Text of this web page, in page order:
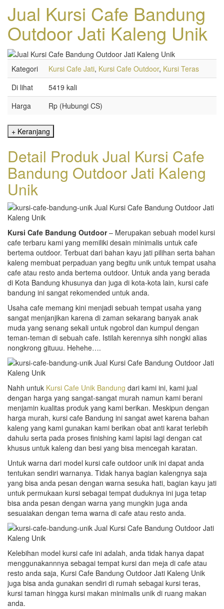
Jual Kursi Cafe Bandung
Outdoor Jati Kaleng Unik
Kategori Kursi Cafe Jati, Kursi Cafe Outdoor, Kursi Teras
Di lihat
5419 kali
Harga
Rp (Hubungi CS)
Detail Produk Jual Kursi Cafe
Bandung Outdoor Jati Kaleng
Unik
Kursi Cafe Bandung Outdoor– Merupakan sebuah model kursi
cafe terbaru kami yang memiliki desain minimalis untuk cafe
bertema outdoor. Terbuat dari bahan kayu jati pilihan serta bahan
kaleng membuat perpaduan yang begitu unik untuk tempat usaha
cafe atau resto anda bertema outdoor. Untuk anda yang berada
di Kota Bandung khusunya dan juga di kota-kota lain, kursi cafe
bandung ini sangat rekomended untuk anda.
Usaha cafe memang kini menjadi sebuah tempat usaha yang
sangat menjanjikan karena di zaman sekarang banyak anak
muda yang senang sekali untuk ngobrol dan kumpul dengan
teman-teman di sebuah cafe. Istilah kerennya sihh nongki alias
nongkrong gituuu. Hehehe….
Nahh untuk Kursi Cafe Unik Bandung dari kami ini, kami jual
dengan harga yang sangat-sangat murah namun kami berani
menjamin kualitas produk yang kami berikan. Meskipun dengan
harga murah, kursi cafe Bandung ini sangat awet karena bahan
kaleng yang kami gunakan kami berikan obat anti karat terlebih
dahulu serta pada proses finishing kami lapisi lagi dengan cat
khusus untuk kaleng dan besi yang bisa mencegah karatan.
Untuk warna dari model kursi cafe outdoor unik ini dapat anda
tentukan sendiri warnanya. Tidak hanya bagian kalengnya saja
yang bisa anda pesan dengan warna sesuka hati, bagian kayu jati
untuk permukaan kursi sebagai tempat duduknya ini juga tetap
bisa anda pesan dengan warna yang mungkin juga anda
sesuaiakan dengan tema warna di cafe atau resto anda.
Kelebihan model kursi cafe ini adalah, anda tidak hanya dapat
menggunakannnya sebagai tempat kursi dan meja di cafe atau
resto anda saja, Kursi Cafe Bandung Outdoor Jati Kaleng Unik
juga bisa anda gunakan sendiri di rumah sebagai kursi teras,
kursi taman hingga kursi makan minimalis unik di ruang makan
anda.